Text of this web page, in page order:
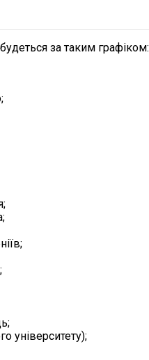
за таким графіком:
університету);